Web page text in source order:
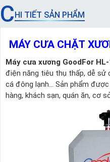
C HI TIẾT SẢN PHẨM
MÁY CƯA CHẶT
Máy cưa xương GoodFor
điện năng tiêu thụ thấp, dễ sử
cá đông lạnh… Sản phẩm
hàng, khách sạn, quán ăn, cơ